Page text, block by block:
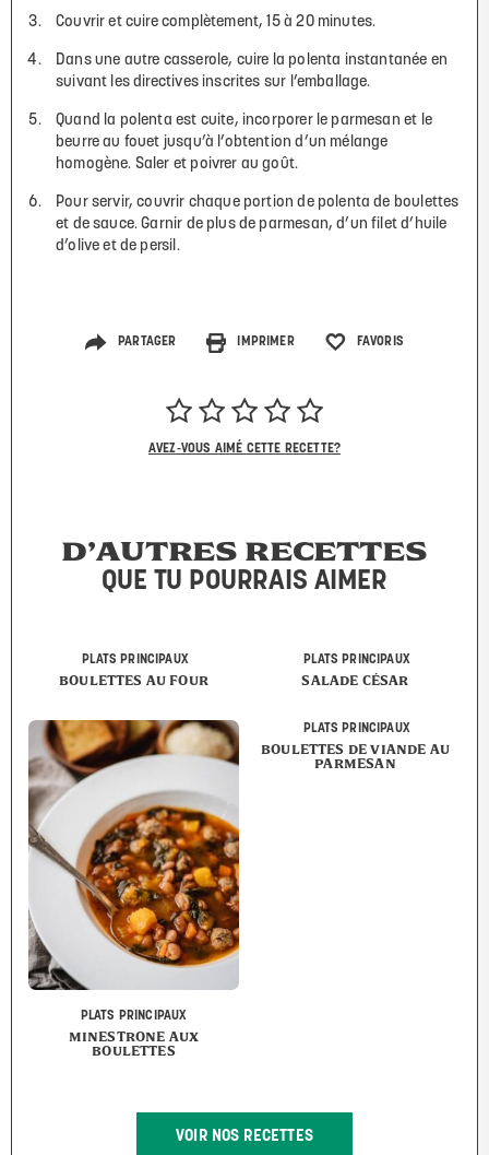
Couvrir et cuire complètement, 15 à 20 minutes.
Dans une autre casserole, cuire la polenta instantanée en
suivant les directives inscrites sur l’emballage.
Quand la polenta est cuite, incorporer le parmesan et le
beurre au fouet jusqu’à l’obtention d’un mélange
homogène. Saler et poivrer au goût.
Pour servir, couvrir chaque portion de polenta de boulettes
et de sauce. Garnir de plus de parmesan, d’un filet d’huile
d’olive et de persil.
PARTAGER IMPRIMER FAVORIS
AVEZ-VOUS AIMÉ CETTE RECETTE?
D’AUTRES RECETTES
QUE TU POURRAIS AIMER
PLATS PRINCIPAUX
BOULETTES AU FOUR
PLATS PRINCIPAUX
SALADE CÉSAR
PLATS PRINCIPAUX
MINESTRONE AUX
BOULETTES
PLATS PRINCIPAUX
BOULETTES DE VIANDE AU
PARMESAN
VOIR NOS RECETTES